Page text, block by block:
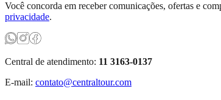
Você concorda em receber comunicações, ofertas e
privacidade.
Central de atendimento: 11 3163-0137
E-mail: contato@centraltour.com